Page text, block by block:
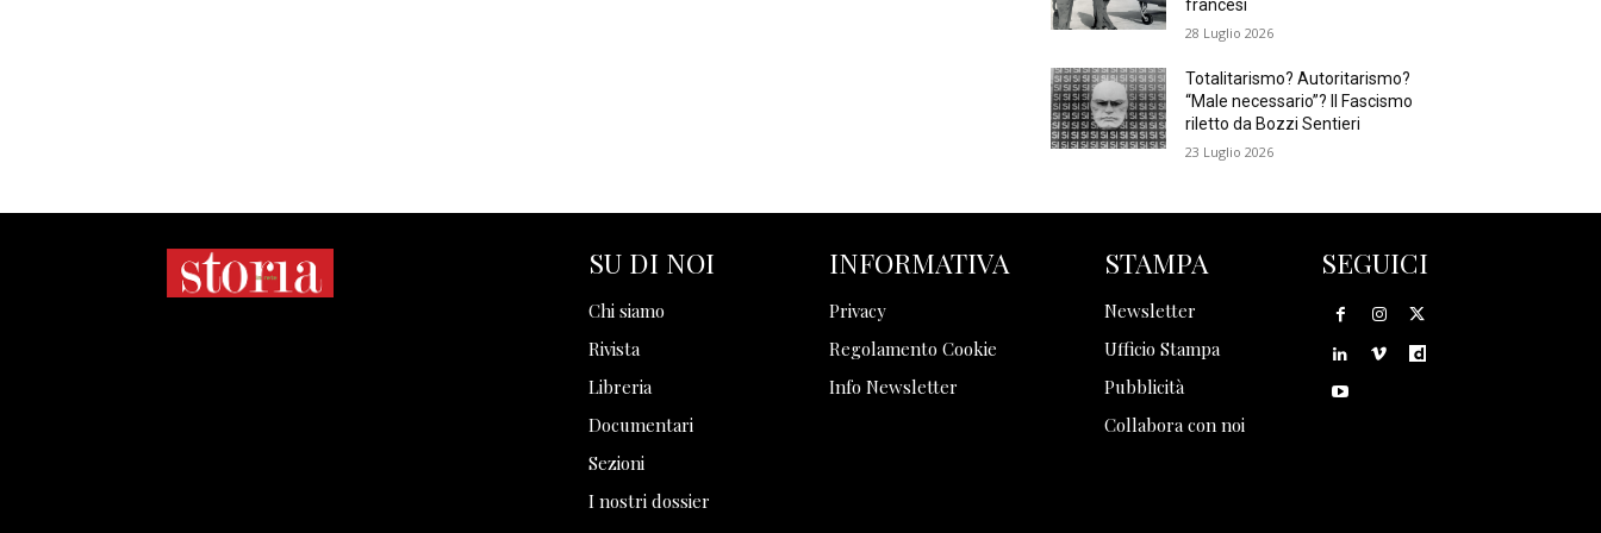
francesi
28 Luglio 2026
Totalitarismo? Autoritarismo?
“Male necessario”? Il Fascismo
riletto da Bozzi Sentieri
23 Luglio 2026
SU DI NOI
Chi siamo
Rivista
Libreria
Documentari
Sezioni
I nostri dossier
INFORMATIVA
Privacy
Regolamento Cookie
Info Newsletter
STAMPA
Newsletter
Ufficio Stampa
Pubblicità
Collabora con noi
SEGUICI